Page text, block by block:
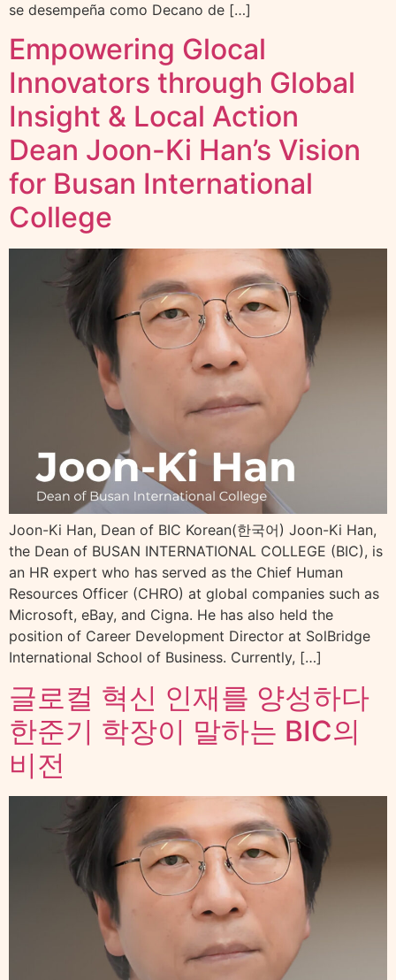
se desempeña como Decano de […]
Empowering Glocal
Innovators through Global
Insight & Local Action
Dean Joon-Ki Han’s Vision
for Busan International
College
Joon-Ki Han, Dean of BIC Korean(한국어) Joon-Ki Han,
the Dean of BUSAN INTERNATIONAL COLLEGE (BIC), is
an HR expert who has served as the Chief Human
Resources Officer (CHRO) at global companies such as
Microsoft, eBay, and Cigna. He has also held the
position of Career Development Director at SolBridge
International School of Business. Currently, […]
글로컬 혁신 인재를 양성하다
한준기 학장이 말하는 BIC의
비전